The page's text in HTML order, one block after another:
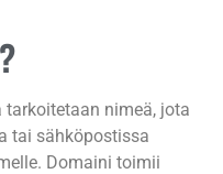
nimeä, jota
tai sähköpostissa
Domaini toimii